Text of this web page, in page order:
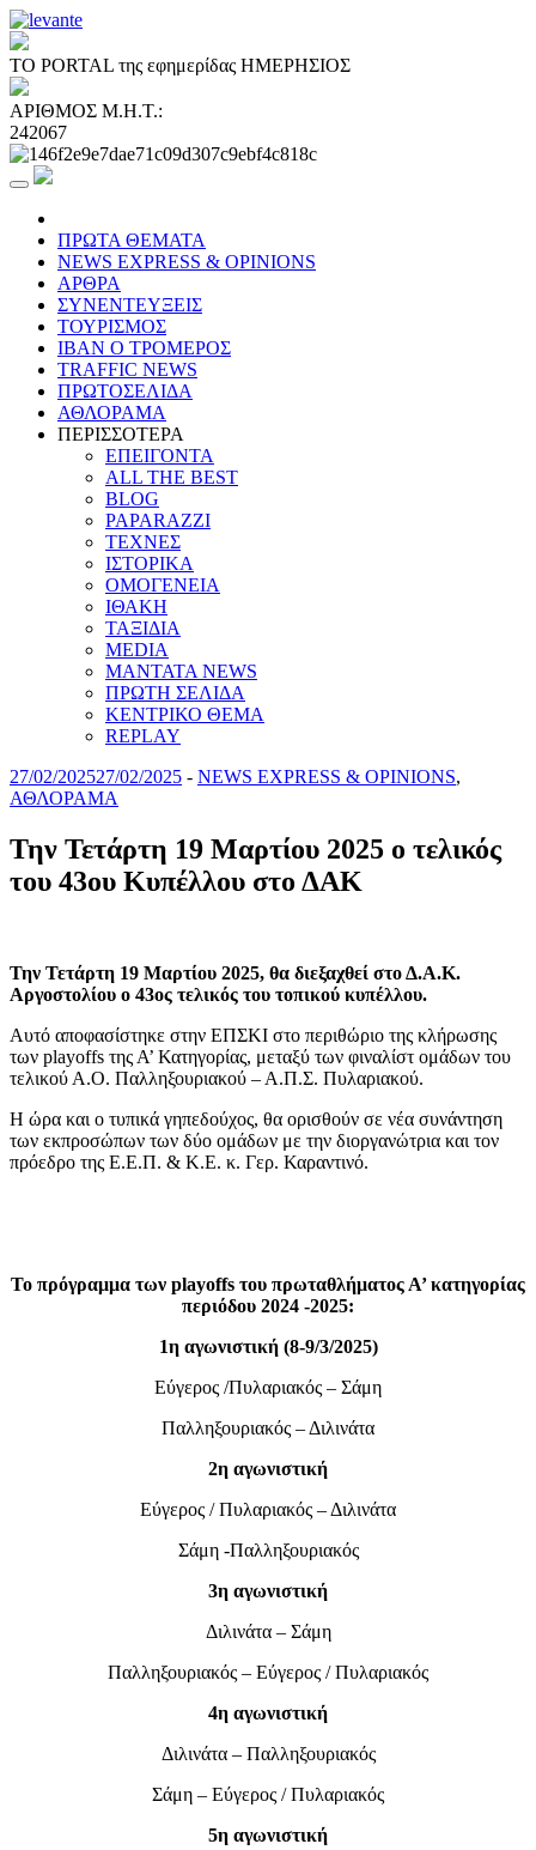
ΤΟ PORTAL της εφημερίδας ΗΜΕΡΗΣΙΟΣ
ΑΡΙΘΜΟΣ Μ.Η.Τ.:
242067
ΠΡΩΤΑ ΘΕΜΑΤΑ
NEWS EXPRESS & OPINIONS
ΑΡΘΡΑ
ΣΥΝΕΝΤΕΥΞΕΙΣ
ΤΟΥΡΙΣΜΟΣ
ΙΒΑΝ Ο ΤΡΟΜΕΡΟΣ
TRAFFIC NEWS
ΠΡΩΤΟΣΕΛΙΔΑ
ΑΘΛΟΡΑΜΑ
ΠΕΡΙΣΣΟΤΕΡΑ
ΕΠΕΙΓΟΝΤΑ
ALL THE BEST
BLOG
PAPARAZZI
ΤΕΧΝΕΣ
ΙΣΤΟΡΙΚΑ
ΟΜΟΓΕΝΕΙΑ
ΙΘΑΚΗ
ΤΑΞΙΔΙΑ
MEDIA
MANTATA NEWS
ΠΡΩΤΗ ΣΕΛΙΔΑ
ΚΕΝΤΡΙΚΟ ΘΕΜΑ
REPLAY
27/02/202527/02/2025 - NEWS EXPRESS & OPINIONS,
ΑΘΛΟΡΑΜΑ
Την Τετάρτη 19 Μαρτίου 2025 ο τελικός
του 43ου Κυπέλλου στο ΔΑΚ
Την Τετάρτη 19 Μαρτίου 2025, θα διεξαχθεί στο Δ.Α.Κ.
Αργοστολίου ο 43ος τελικός του τοπικού κυπέλλου.
Αυτό αποφασίστηκε στην ΕΠΣΚΙ στο περιθώριο της κλήρωσης
των playoffs της Α’ Κατηγορίας, μεταξύ των φιναλίστ ομάδων του
τελικού Α.Ο. Παλληξουριακού – Α.Π.Σ. Πυλαριακού.
Η ώρα και ο τυπικά γηπεδούχος, θα ορισθούν σε νέα συνάντηση
των εκπροσώπων των δύο ομάδων με την διοργανώτρια και τον
πρόεδρο της Ε.Ε.Π. & Κ.Ε. κ. Γερ. Καραντινό.
Το πρόγραμμα των playoffs του πρωταθλήματος Α’ κατηγορίας
περιόδου 2024 -2025:
1η αγωνιστική (8-9/3/2025)
Εύγερος /Πυλαριακός – Σάμη
Παλληξουριακός – Διλινάτα
2η αγωνιστική
Εύγερος / Πυλαριακός – Διλινάτα
Σάμη -Παλληξουριακός
3η αγωνιστική
Διλινάτα – Σάμη
Παλληξουριακός – Εύγερος / Πυλαριακός
4η αγωνιστική
Διλινάτα – Παλληξουριακός
Σάμη – Εύγερος / Πυλαριακός
5η αγωνιστική